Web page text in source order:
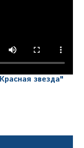
звезда"